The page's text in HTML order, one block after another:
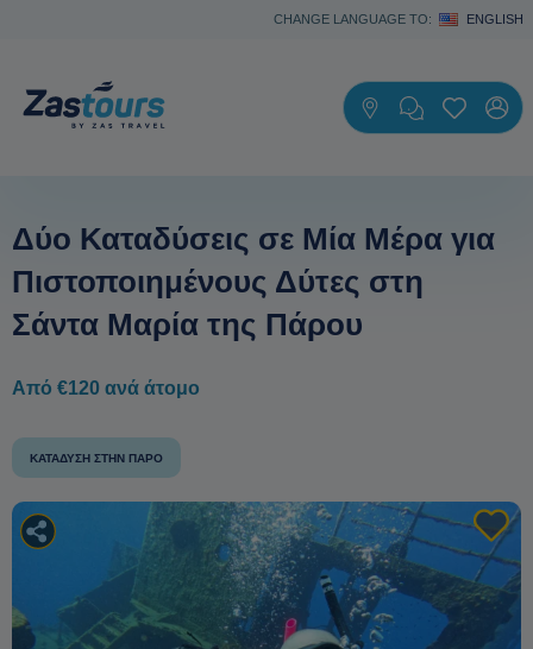
CHANGE LANGUAGE TO: ENGLISH
Δύο Καταδύσεις σε Μία Μέρα για
Πιστοποιημένους Δύτες στη
Σάντα Μαρία της Πάρου
Από €120 ανά άτομο
ΚΑΤΆΔΥΣΗ ΣΤΗΝ ΠΆΡΟ